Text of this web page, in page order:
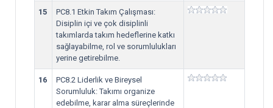
15
PC8.1 Etkin Takım Çalışması:
Disiplin içi ve çok disiplinli
takımlarda takım hedeflerine katkı
sağlayabilme, rol ve sorumlulukları
yerine getirebilme.
16
PC8.2 Liderlik ve Bireysel
Sorumluluk: Takımı organize
edebilme, karar alma süreçlerinde